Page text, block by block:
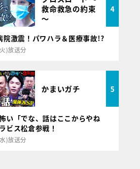
救命救急の約束
～
4
激震！パワハラ＆医療事故!?
)放送分
かまいガチ 5
い「でな、話はここからやね
ビス松倉参戦！
)放送分